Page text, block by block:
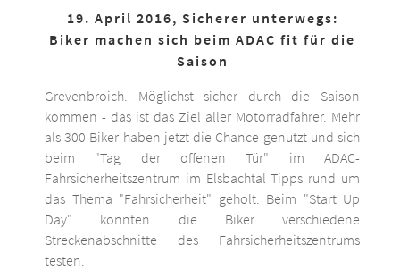
19. April 2016, Sicherer unterwegs:
Biker machen sich beim ADAC fit für die
Saison
Grevenbroich. Möglichst sicher durch die Saison
kommen - das ist das Ziel aller Motorradfahrer. Mehr
als 300 Biker haben jetzt die Chance genutzt und sich
beim "Tag der offenen Tür" im ADAC-
Fahrsicherheitszentrum im Elsbachtal Tipps rund um
das Thema "Fahrsicherheit" geholt. Beim "Start Up
Day" konnten die Biker verschiedene
Streckenabschnitte des Fahrsicherheitszentrums
testen.